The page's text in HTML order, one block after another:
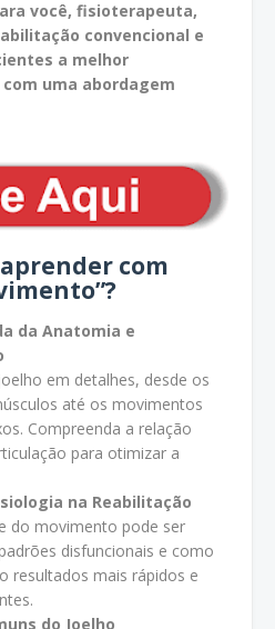
você, fisioterapeuta,
convencional e
a melhor
uma abordagem
com
da Anatomia e
em detalhes, desde os
até os movimentos
Compreenda a relação
para otimizar a
na Reabilitação
do movimento pode ser
disfuncionais e como
resultados mais rápidos e
do Joelho